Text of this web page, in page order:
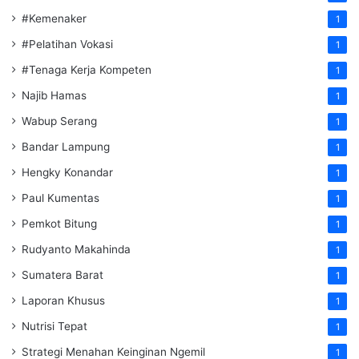
#Kemenaker 1
#Pelatihan Vokasi 1
#Tenaga Kerja Kompeten 1
Najib Hamas 1
Wabup Serang 1
Bandar Lampung 1
Hengky Konandar 1
Paul Kumentas 1
Pemkot Bitung 1
Rudyanto Makahinda 1
Sumatera Barat 1
Laporan Khusus 1
Nutrisi Tepat 1
Strategi Menahan Keinginan Ngemil 1